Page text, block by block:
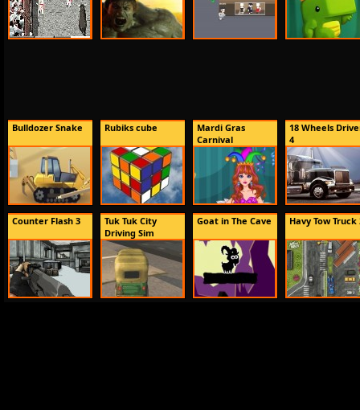
Bulldozer Snake Rubiks cube
Mardi Gras
Carnival
18 Wheels
4
Counter Flash 3
Tuk Tuk City
Driving Sim
Goat in The Cave Havy Tow Truck